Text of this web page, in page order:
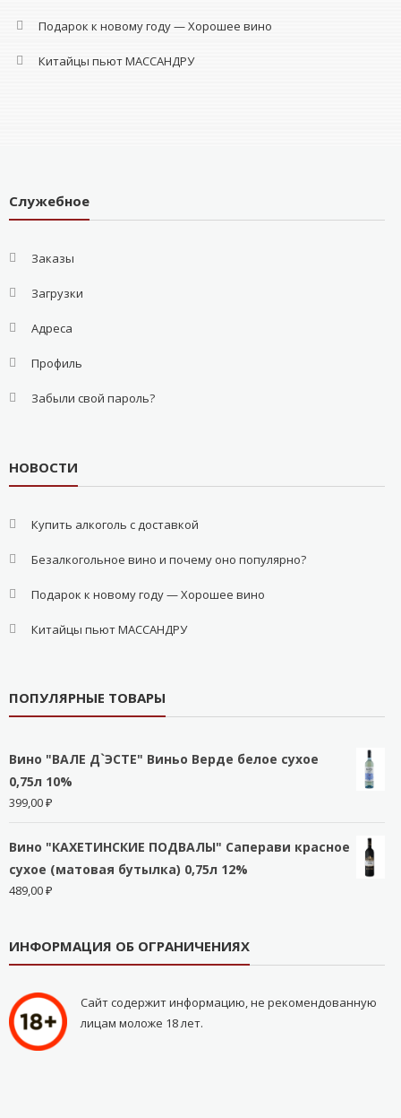
Подарок к новому году — Хорошее вино
Китайцы пьют МАССАНДРУ
Служебное
Заказы
Загрузки
Адреса
Профиль
Забыли свой пароль?
НОВОСТИ
Купить алкоголь с доставкой
Безалкогольное вино и почему оно популярно?
Подарок к новому году — Хорошее вино
Китайцы пьют МАССАНДРУ
ПОПУЛЯРНЫЕ ТОВАРЫ
Вино "ВАЛЕ Д`ЭСТЕ" Виньо Верде белое сухое
0,75л 10%
399,00₽
Вино "КАХЕТИНСКИЕ ПОДВАЛЫ" Саперави красное
сухое (матовая бутылка) 0,75л 12%
489,00₽
ИНФОРМАЦИЯ ОБ ОГРАНИЧЕНИЯХ
Сайт содержит информацию, не рекомендованную
лицам моложе 18 лет.